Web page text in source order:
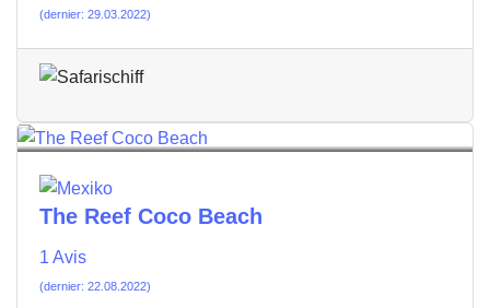
(dernier: 29.03.2022)
The Reef Coco Beach
1 Avis
(dernier: 22.08.2022)